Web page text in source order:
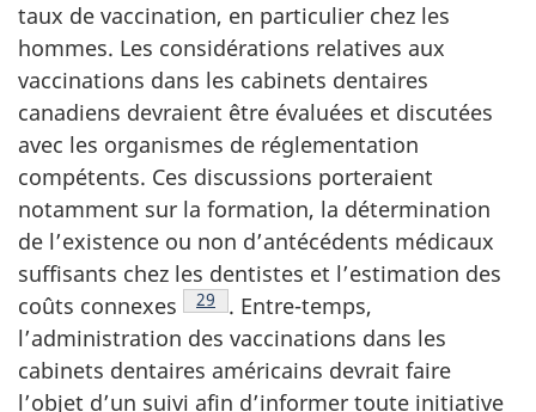
taux de vaccination, en particulier chez les
hommes. Les considérations relatives aux
vaccinations dans les cabinets dentaires
canadiens devraient être évaluées et discutées
avec les organismes de réglementation
compétents. Ces discussions porteraient
notamment sur la formation, la détermination
de l’existence ou non d’antécédents médicaux
suffisants chez les dentistes et l’estimation des
coûts connexes Note de bas de page
29 . Entre-temps,
l’administration des vaccinations dans les
cabinets dentaires américains devrait faire
l’objet d’un suivi afin d’informer toute initiative